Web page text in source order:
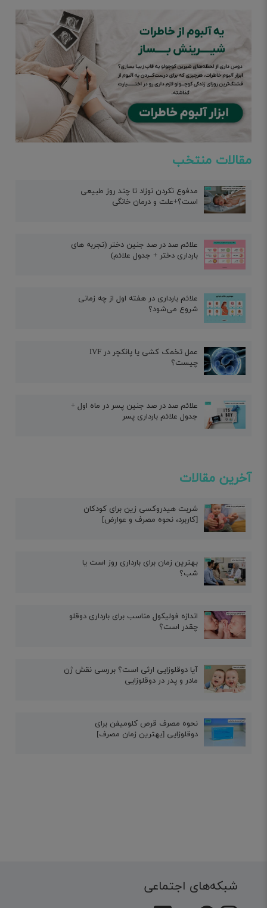
مقالات منتخب
مدفوع نکردن نوزاد تا چند روز طبیعی
است؟+علت و درمان خانگی
علائم صد در صد جنین دختر (تجربه های
بارداری دختر + جدول علائم)
علائم بارداری در هفته اول از چه زمانی
شروع می‌شود؟
عمل تخمک کشی یا پانکچر در IVF
چیست؟
علائم صد در صد جنین پسر در ماه اول +
جدول علائم بارداری پسر
آخرین مقالات
شربت هیدروکسی زین برای کودکان
[کاربرد، نحوه مصرف و عوارض]
بهترین زمان برای بارداری روز است یا
شب؟
اندازه فولیکول مناسب برای بارداری دوقلو
چقدر است؟
آیا دوقلوزایی ارثی است؟ بررسی نقش ژن
مادر و پدر در دوقلوزایی
نحوه مصرف قرص کلومیفن برای
دوقلوزایی [بهترین زمان مصرف]
شبکه‌های اجتماعی